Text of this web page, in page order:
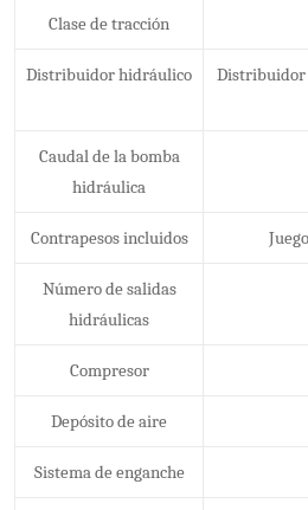
Clase de tracción
Distribuidor hidráulico
Distribuidor
Caudal de la bomba
hidráulica
Contrapesos incluidos
Número de salidas
hidráulicas
Compresor
Depósito de aire
Sistema de enganche